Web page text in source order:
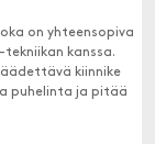
on yhteensopiva
tekniikan kanssa.
kiinnike
puhelinta ja pitää